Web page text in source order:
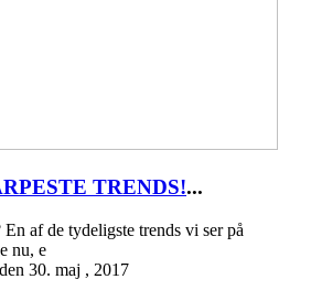
TRENDS!...
af de tydeligste trends vi ser på
nu, e
30. maj , 2017